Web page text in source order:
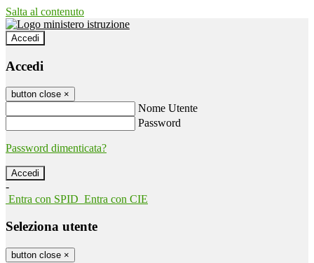
Salta al contenuto
Accedi
Accedi
button close ×
Nome Utente
Password
Password dimenticata?
-
Entra con SPID Entra con CIE
Seleziona utente
button close ×